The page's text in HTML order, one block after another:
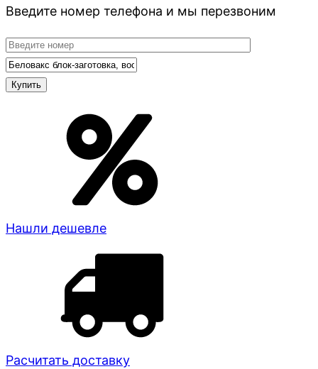
Введите номер телефона и мы перезвоним
Нашли дешевле
Расчитать доставку